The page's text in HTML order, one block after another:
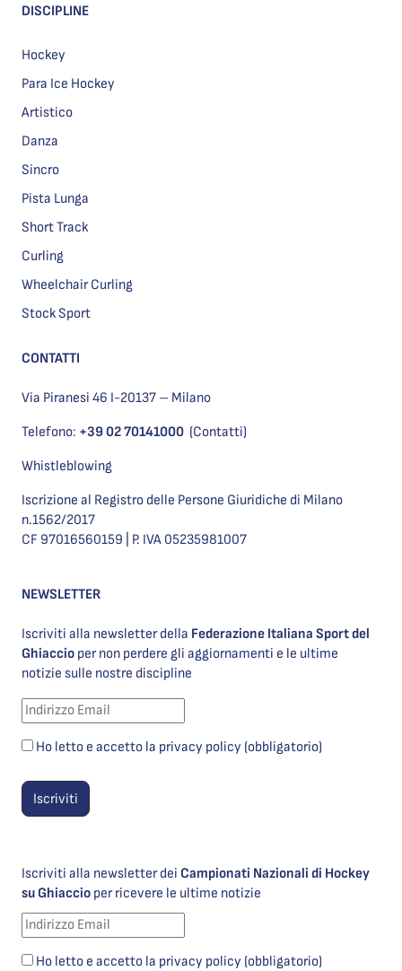
DISCIPLINE
Hockey
Para Ice Hockey
Artistico
Danza
Sincro
Pista Lunga
Short Track
Curling
Wheelchair Curling
Stock Sport
CONTATTI
Via Piranesi 46 I-20137 – Milano
Telefono: +39 02 70141000 (Contatti)
Whistleblowing
Iscrizione al Registro delle Persone Giuridiche di Milano
n.1562/2017
CF 97016560159 | P. IVA 05235981007
NEWSLETTER
Iscriviti alla newsletter della Federazione Italiana Sport del
Ghiaccio per non perdere gli aggiornamenti e le ultime
notizie sulle nostre discipline
Ho letto e accetto la privacy policy (obbligatorio)
Iscriviti alla newsletter dei Campionati Nazionali di Hockey
su Ghiaccio per ricevere le ultime notizie
Ho letto e accetto la privacy policy (obbligatorio)